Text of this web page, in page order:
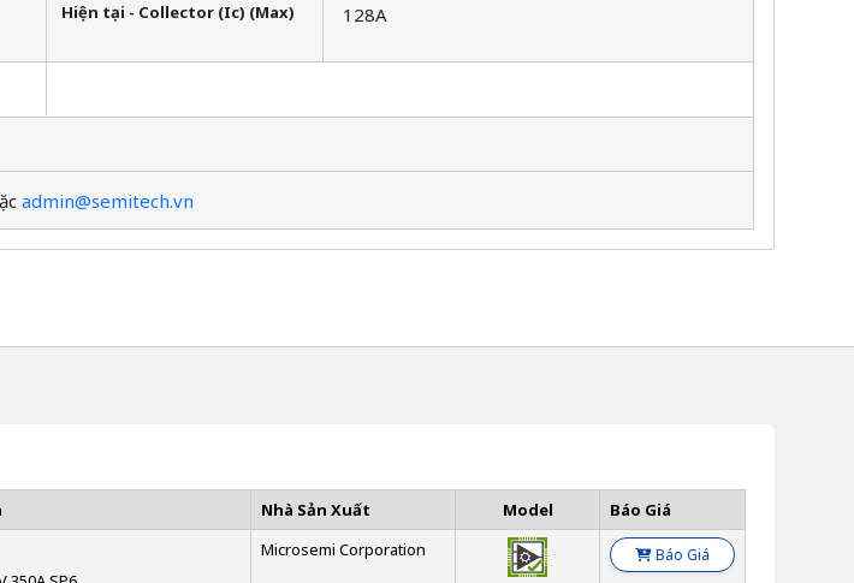
Hiện tại - Collector (Ic) (Max) 128A
admin@semitech.vn
Nhà Sản Xuất Model Báo Giá
Microsemi Corporation Báo Giá